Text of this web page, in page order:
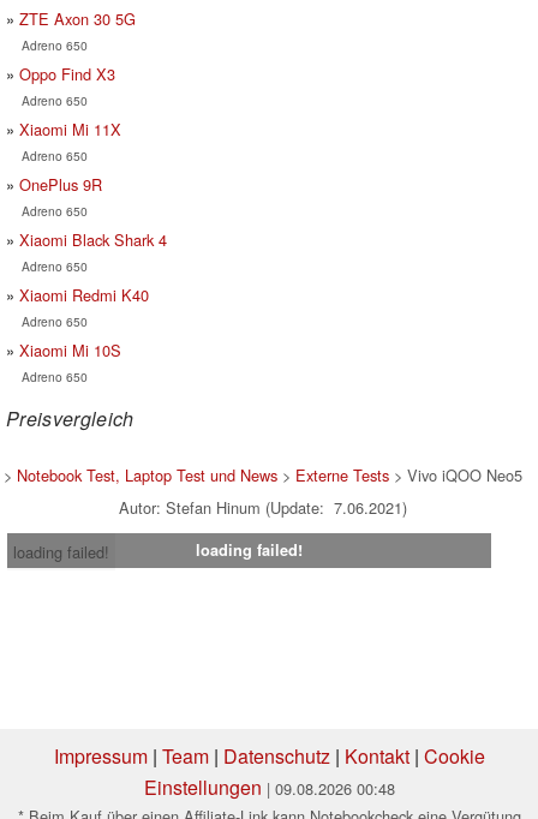
ZTE Axon 30 5G
Adreno 650
Oppo Find X3
Adreno 650
Xiaomi Mi 11X
Adreno 650
OnePlus 9R
Adreno 650
Xiaomi Black Shark 4
Adreno 650
Xiaomi Redmi K40
Adreno 650
Xiaomi Mi 10S
Adreno 650
Preisvergleich
> Notebook Test, Laptop Test und News > Externe Tests > Vivo iQOO Neo5
Autor: Stefan Hinum (Update: 7.06.2021)
loading failed!
loading failed!
Impressum| Team| Datenschutz| Kontakt| Cookie
Einstellungen | 09.08.2026 00:48